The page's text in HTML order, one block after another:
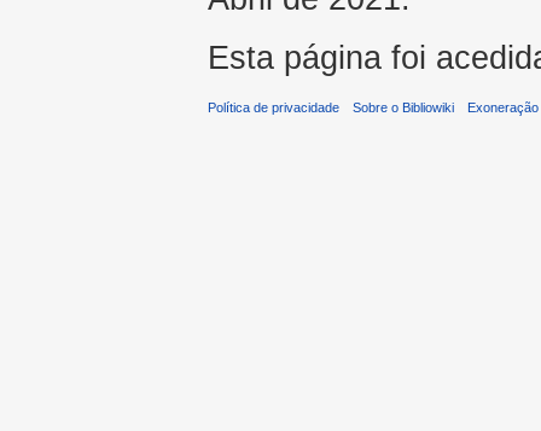
Esta página foi
Política de privacidade Sobre o Bibliowiki